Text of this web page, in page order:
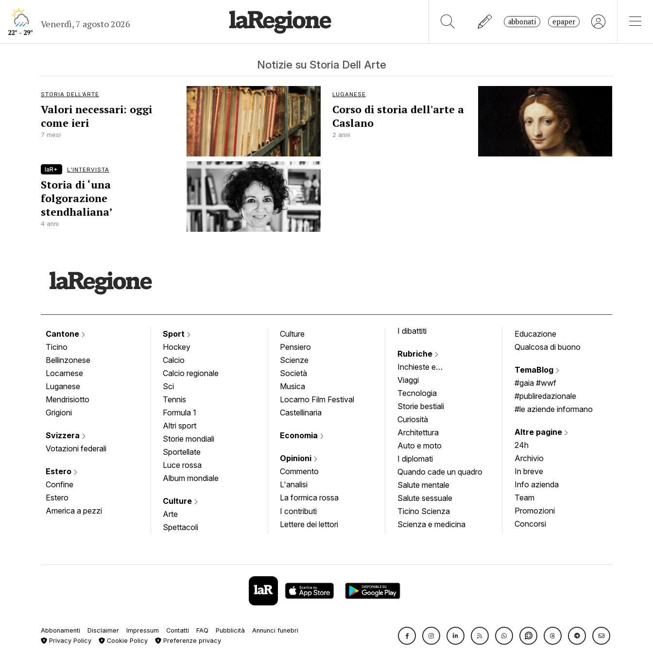
22° - 29°
Venerdì, 7 agosto 2026 abbonati epaper
Notizie su Storia Dell Arte
STORIA DELL’ARTE
Valori necessari: oggi
come ieri
7 mesi
LUGANESE
Corso di storia dell'arte a
Caslano
2 anni
laR+ L’INTERVISTA
Storia di ‘una
folgorazione
stendhaliana’
4 anni
Cantone
Ticino
Bellinzonese
Locarnese
Luganese
Mendrisiotto
Grigioni
Svizzera
Votazioni federali
Estero
Confine
Estero
America a pezzi
Sport
Hockey
Calcio
Calcio regionale
Sci
Tennis
Formula 1
Altri sport
Storie mondiali
Sportellate
Luce rossa
Album mondiale
Culture
Arte
Spettacoli
Culture
Pensiero
Scienze
Società
Musica
Locarno Film Festival
Castellinaria
Economia
Opinioni
Commento
L'analisi
La formica rossa
I contributi
Lettere dei lettori
I dibattiti
Rubriche
Inchieste e
approfondimenti
Viaggi
Tecnologia
Storie bestiali
Curiosità
Architettura
Auto e moto
I diplomati
Quando cade un quadro
Salute mentale
Salute sessuale
Ticino Scienza
Scienza e medicina
Educazione
Qualcosa di buono
TemaBlog
#gaia #wwf
#publiredazionale
#le aziende informano
Altre pagine
24h
Archivio
In breve
Info azienda
Team
Promozioni
Concorsi
Abbonamenti Disclaimer Impressum Contatti FAQ Pubblicità
Annunci funebri
Privacy Policy
Cookie Policy Preferenze privacy